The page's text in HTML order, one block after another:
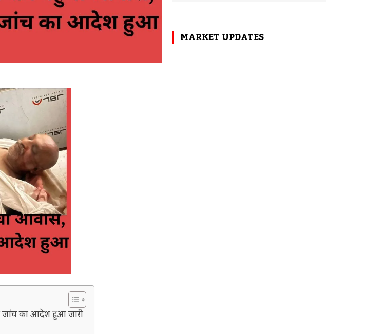
जांच का आदेश हुआ जारी
MARKET UPDATES